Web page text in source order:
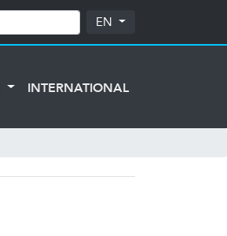
EN
INTERNATIONAL